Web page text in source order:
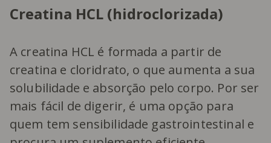
Creatina HCL (hidroclorizada)
A creatina HCL é formada a partir de
creatina e cloridrato, o que aumenta a sua
solubilidade e absorção pelo corpo. Por ser
mais fácil de digerir, é uma opção para
quem tem sensibilidade gastrointestinal e